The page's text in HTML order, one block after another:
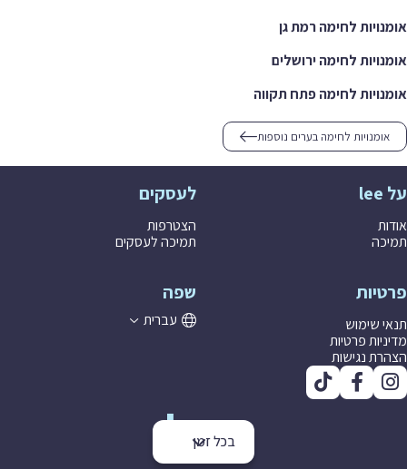
בכל זמן
אומנויות לחימה רמת גן
אומנויות לחימה ירושלים
אומנויות לחימה פתח תקווה
אומנויות לחימה בערים נוספות
על lee
אודות
תמיכה
לעסקים
הצטרפות
תמיכה לעסקים
פרטיות
תנאי שימוש
מדיניות פרטיות
הצהרת נגישות
שפה
עברית